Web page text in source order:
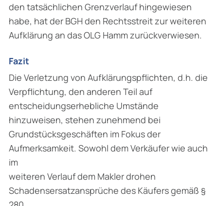
den tatsächlichen Grenzverlauf hingewiesen
habe, hat der BGH den Rechtsstreit zur weiteren
Aufklärung an das OLG Hamm zurückverwiesen.
Fazit
Die Verletzung von Aufklärungspflichten, d.h. die
Verpflichtung, den anderen Teil auf
entscheidungserhebliche Umstände
hinzuweisen, stehen zunehmend bei
Grundstücksgeschäften im Fokus der
Aufmerksamkeit. Sowohl dem Verkäufer wie auch
im
weiteren Verlauf dem Makler drohen
Schadensersatzansprüche des Käufers gemäß §